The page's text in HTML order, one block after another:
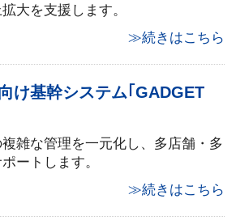
大を支援します。
≫続きはこちら
け基幹システム｢GADGET
雑な管理を一元化し、多店舗・多
ートします。
≫続きはこちら